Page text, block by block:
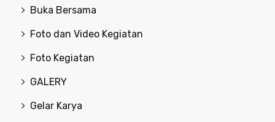
Buka Bersama
Foto dan Video Kegiatan
Foto Kegiatan
GALERY
Gelar Karya